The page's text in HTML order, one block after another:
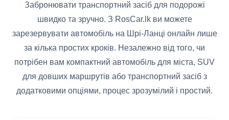
Забронювати транспортний засіб для подорожі
швидко та зручно. З RosCar.lk ви можете
зарезервувати автомобіль на Шрі-Ланці онлайн лише
за кілька простих кроків. Незалежно від того, чи
потрібен вам компактний автомобіль для міста, SUV
для довших маршрутів або транспортний засіб з
додатковими опціями, процес зрозумілий і простий.